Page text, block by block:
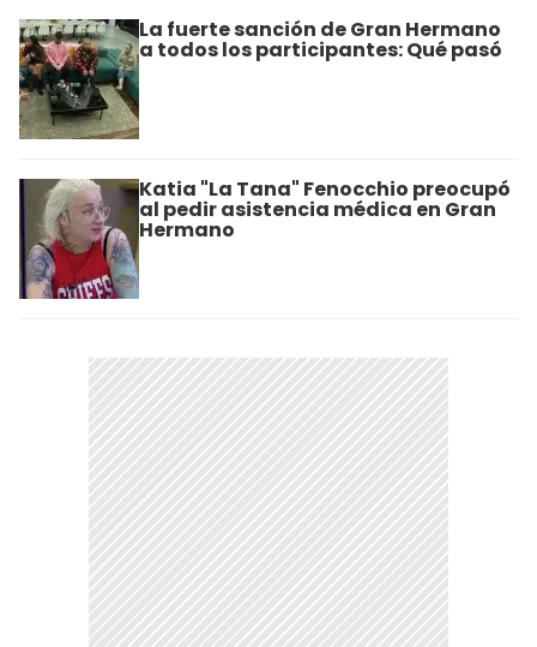
La fuerte sanción de Gran Hermano
a todos los participantes: Qué pasó
Katia "La Tana" Fenocchio preocupó
al pedir asistencia médica en Gran
Hermano